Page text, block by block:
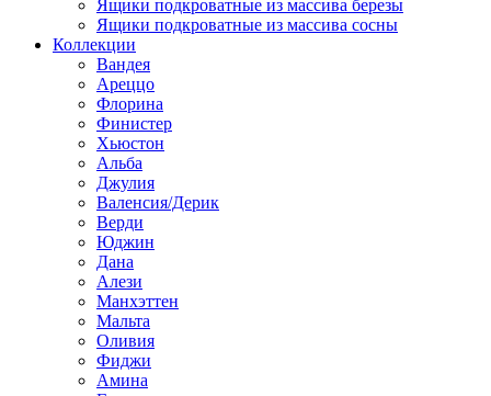
Ящики подкроватные из массива березы
Ящики подкроватные из массива сосны
Коллекции
Вандея
Ареццо
Флорина
Финистер
Хьюстон
Альба
Джулия
Валенсия/Дерик
Верди
Юджин
Дана
Алези
Манхэттен
Мальта
Оливия
Фиджи
Амина